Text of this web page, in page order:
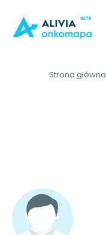
Strona główna